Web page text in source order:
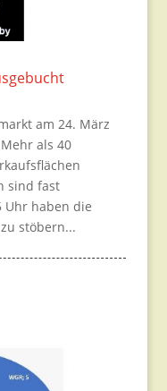
am 24. März
als 40
sind fast
Uhr haben die
stöbern...